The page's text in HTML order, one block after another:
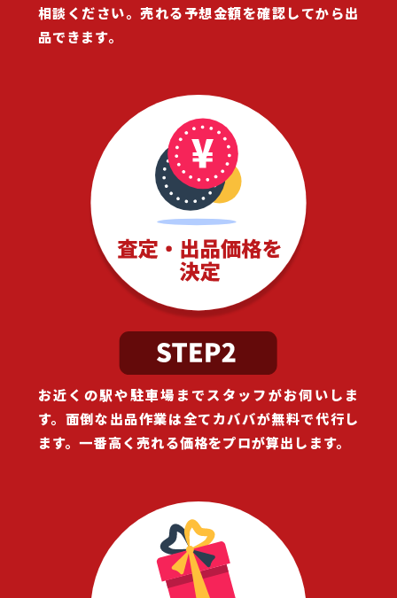
相談ください。売れる予想金額を確認してから出
品できます。
お近くの駅や駐車場までスタッフがお伺いしま
す。面倒な出品作業は全てカババが無料で代行し
ます。一番高く売れる価格をプロが算出します。